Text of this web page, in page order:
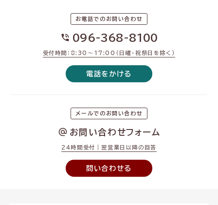
お電話でのお問い合わせ
096-368-8100
受付時間：8:30〜17:00（日曜・祝祭日を除く）
電話をかける
メールでのお問い合わせ
お問い合わせフォーム
24時間受付｜翌営業日以降の回答
問い合わせる